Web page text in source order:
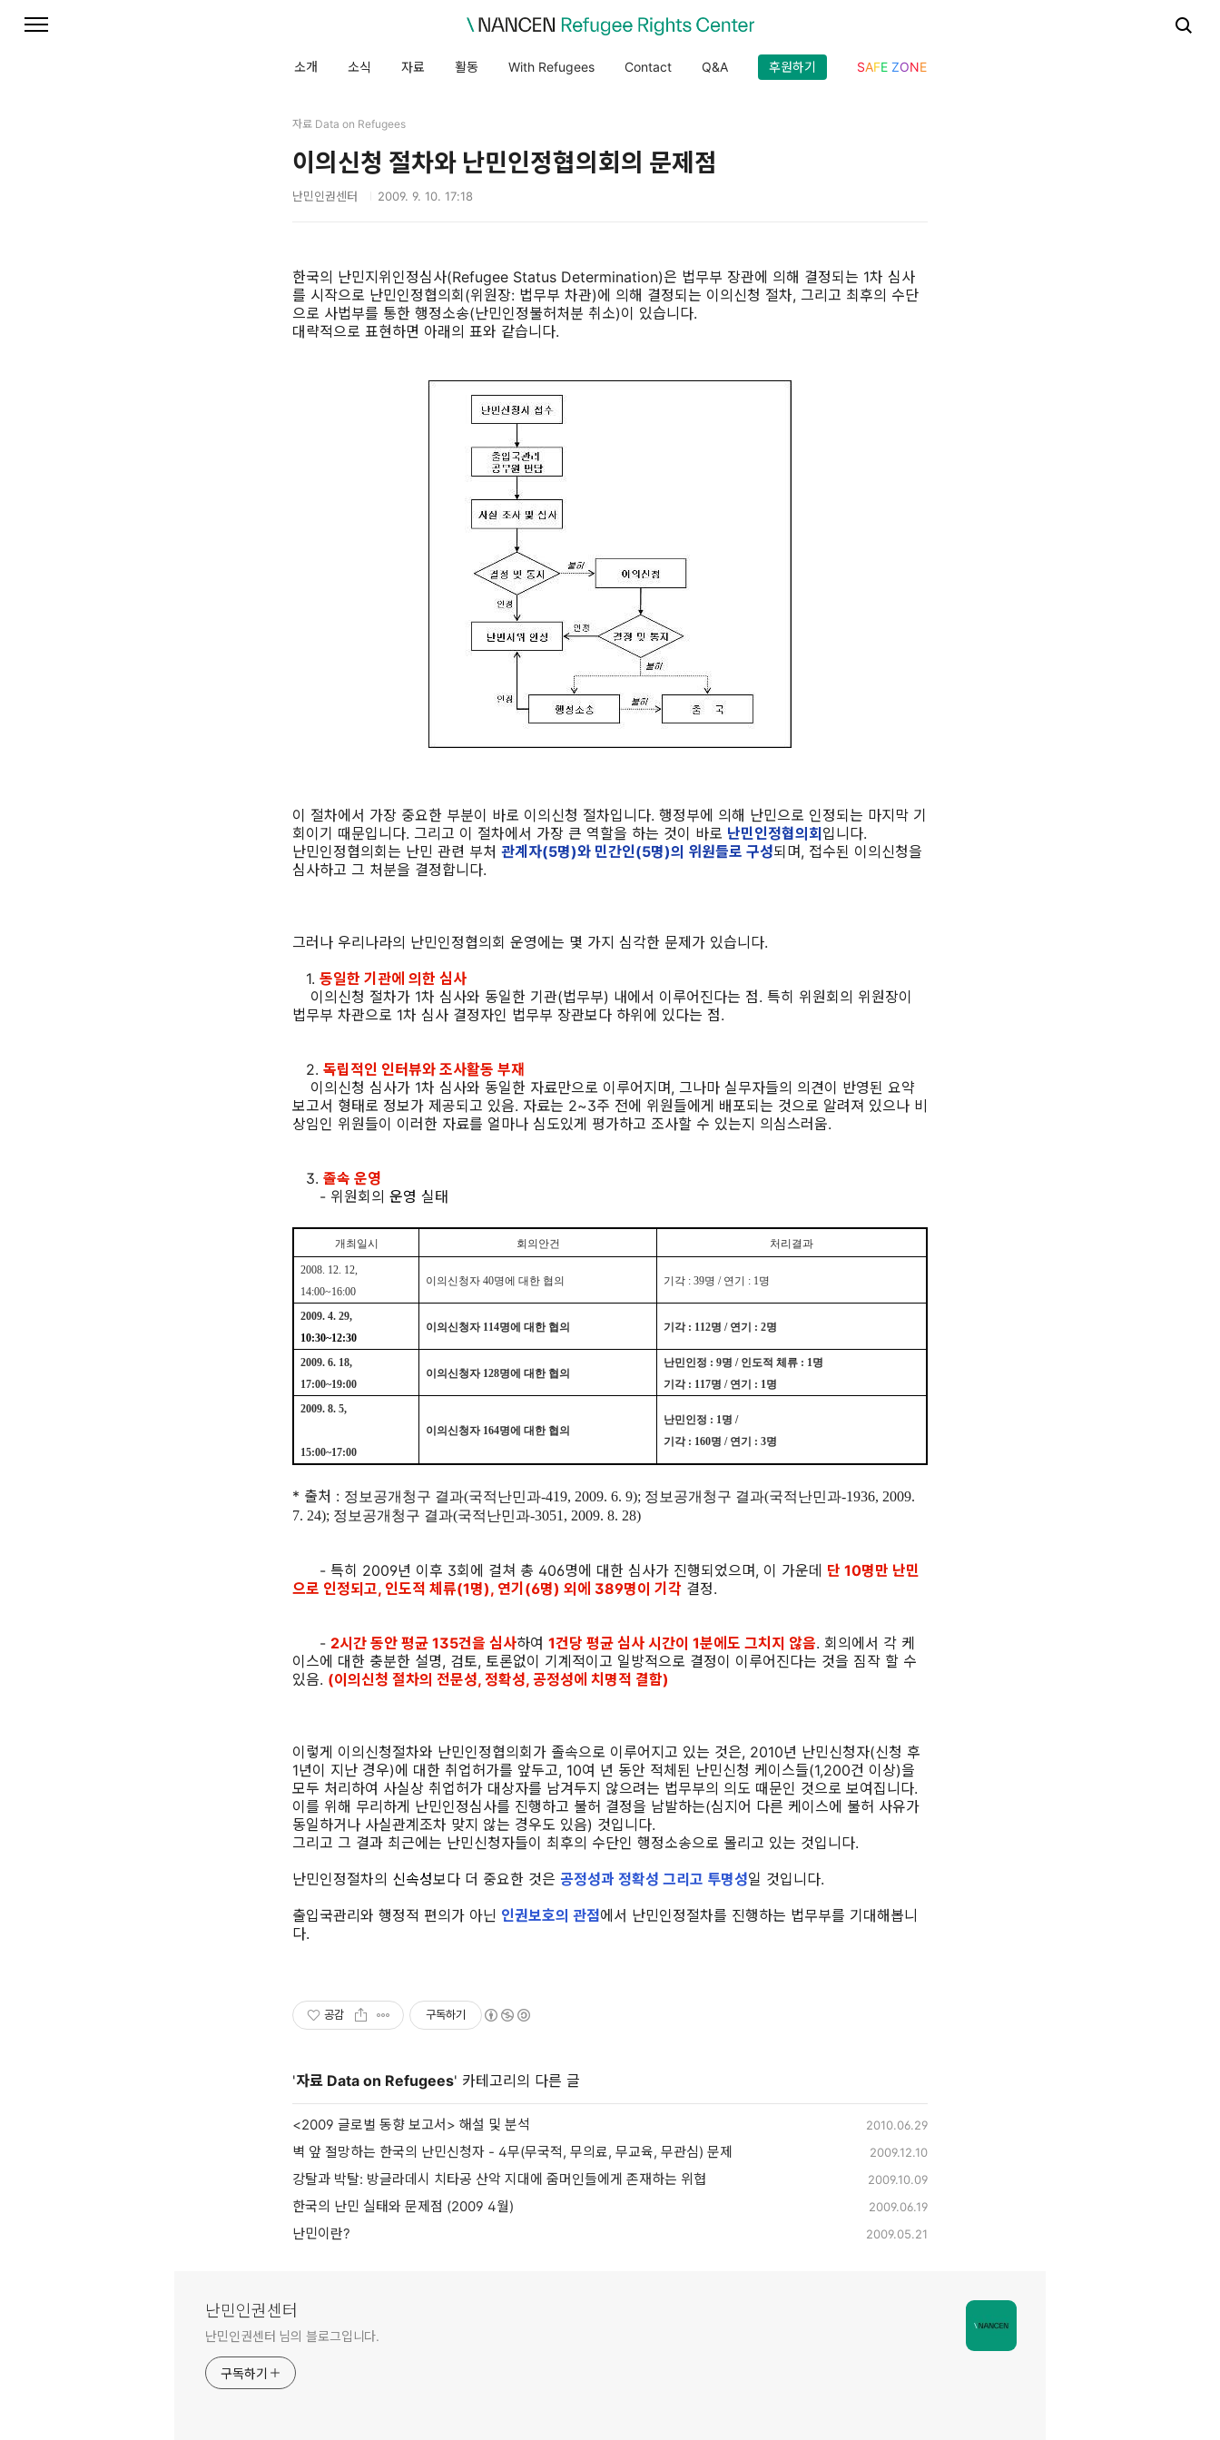
소개 소식 자료 활동 With Refugees Contact Q&A 후원하기 SAFE ZONE
자료 Data on Refugees
이의신청 절차와 난민인정협의회의 문제점
난민인권센터 2009. 9. 10. 17:18
한국의 난민지위인정심사(Refugee Status Determination)은 법무부 장관에 의해 결정되는 1차 심사
를 시작으로 난민인정협의회(위원장: 법무부 차관)에 의해 결정되는 이의신청 절차, 그리고 최후의 수단
으로 사법부를 통한 행정소송(난민인정불허처분 취소)이 있습니다.
대략적으로 표현하면 아래의 표와 같습니다.
이 절차에서 가장 중요한 부분이 바로 이의신청 절차입니다. 행정부에 의해 난민으로 인정되는 마지막 기
회이기 때문입니다. 그리고 이 절차에서 가장 큰 역할을 하는 것이 바로 난민인정협의회 입니다.
난민인정협의회는 난민 관련 부처 관계자(5명)와 민간인(5명)의 위원들로 구성되며, 접수된 이의신청을
심사하고 그 처분을 결정합니다.
그러나 우리나라의 난민인정협의회 운영에는 몇 가지 심각한 문제가 있습니다.
1. 동일한 기관에 의한 심사
이의신청 절차가 1차 심사와 동일한 기관(법무부) 내에서 이루어진다는 점. 특히 위원회의 위원장이
법무부 차관으로 1차 심사 결정자인 법무부 장관보다 하위에 있다는 점.
2. 독립적인 인터뷰와 조사활동 부재
이의신청 심사가 1차 심사와 동일한 자료만으로 이루어지며, 그나마 실무자들의 의견이 반영된 요약
보고서 형태로 정보가 제공되고 있음. 자료는 2~3주 전에 위원들에게 배포되는 것으로 알려져 있으나 비
상임인 위원들이 이러한 자료를 얼마나 심도있게 평가하고 조사할 수 있는지 의심스러움.
3. 졸속 운영
- 위원회의 운영 실태
개최일시 회의안건 처리결과
2008. 12. 12,
14:00~16:00
이의신청자 40명에 대한 협의 기각 : 39명 / 연기 : 1명
2009. 4. 29,
10:30~12:30
이의신청자 114명에 대한 협의 기각 : 112명 / 연기 : 2명
2009. 6. 18,
17:00~19:00
이의신청자 128명에 대한 협의
난민인정 : 9명 / 인도적 체류 : 1명
기각 : 117명 / 연기 : 1명
2009. 8. 5,
15:00~17:00
이의신청자 164명에 대한 협의
난민인정 : 1명 /
기각 : 160명 / 연기 : 3명
* 출처 : 정보공개청구 결과(국적난민과-419, 2009. 6. 9); 정보공개청구 결과(국적난민과-1936, 2009.
7. 24); 정보공개청구 결과(국적난민과-3051, 2009. 8. 28)
- 특히 2009년 이후 3회에 걸쳐 총 406명에 대한 심사가 진행되었으며, 이 가운데 단 10명만 난민
으로 인정되고, 인도적 체류(1명), 연기(6명) 외에 389명이 기각 결정.
- 2시간 동안 평균 135건을 심사하여 1건당 평균 심사 시간이 1분에도 그치지 않음. 회의에서 각 케
이스에 대한 충분한 설명, 검토, 토론없이 기계적이고 일방적으로 결정이 이루어진다는 것을 짐작 할 수
있음. (이의신청 절차의 전문성, 정확성, 공정성에 치명적 결함)
이렇게 이의신청절차와 난민인정협의회가 졸속으로 이루어지고 있는 것은, 2010년 난민신청자(신청 후
1년이 지난 경우)에 대한 취업허가를 앞두고, 10여 년 동안 적체된 난민신청 케이스들(1,200건 이상)을
모두 처리하여 사실상 취업허가 대상자를 남겨두지 않으려는 법무부의 의도 때문인 것으로 보여집니다.
이를 위해 무리하게 난민인정심사를 진행하고 불허 결정을 남발하는(심지어 다른 케이스에 불허 사유가
동일하거나 사실관계조차 맞지 않는 경우도 있음) 것입니다.
그리고 그 결과 최근에는 난민신청자들이 최후의 수단인 행정소송으로 몰리고 있는 것입니다.
난민인정절차의 신속성보다 더 중요한 것은 공정성과 정확성 그리고 투명성일 것입니다.
출입국관리와 행정적 편의가 아닌 인권보호의 관점에서 난민인정절차를 진행하는 법무부를 기대해봅니
다.
공감 구독하기
'자료 Data on Refugees' 카테고리의 다른 글
<2009 글로벌 동향 보고서> 해설 및 분석 2010.06.29
벽 앞 절망하는 한국의 난민신청자 - 4무(무국적, 무의료, 무교육, 무관심) 문제 2009.12.10
강탈과 박탈: 방글라데시 치타공 산악 지대에 줌머인들에게 존재하는 위협 2009.10.09
한국의 난민 실태와 문제점 (2009 4월) 2009.06.19
난민이란? 2009.05.21
난민인권센터
난민인권센터 님의 블로그입니다.
구독하기